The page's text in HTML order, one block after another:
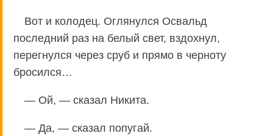
Вот и колодец. Оглянулся Освальд
последний раз на белый свет, вздохнул,
перегнулся через сруб и прямо в черноту
бросился…
— Ой, — сказал Никита.
— Да, — сказал попугай.